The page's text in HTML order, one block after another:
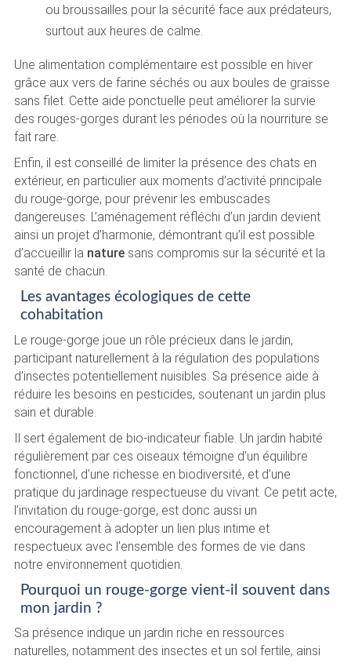
ou broussailles pour la sécurité face aux prédateurs,
surtout aux heures de calme.
Une alimentation complémentaire est possible en hiver
grâce aux vers de farine séchés ou aux boules de graisse
sans filet. Cette aide ponctuelle peut améliorer la survie
des rouges-gorges durant les périodes où la nourriture se
fait rare.
Enfin, il est conseillé de limiter la présence des chats en
extérieur, en particulier aux moments d’activité principale
du rouge-gorge, pour prévenir les embuscades
dangereuses. L’aménagement réfléchi d’un jardin devient
ainsi un projet d’harmonie, démontrant qu’il est possible
d’accueillir la naturesans compromis sur la sécurité et la
santé de chacun.
Les avantages écologiques de cette
cohabitation
Le rouge-gorge joue un rôle précieux dans le jardin,
participant naturellement à la régulation des populations
d’insectes potentiellement nuisibles. Sa présence aide à
réduire les besoins en pesticides, soutenant un jardin plus
sain et durable.
Il sert également de bio-indicateur fiable. Un jardin habité
régulièrement par ces oiseaux témoigne d’un équilibre
fonctionnel, d’une richesse en biodiversité, et d’une
pratique du jardinage respectueuse du vivant. Ce petit acte,
l’invitation du rouge-gorge, est donc aussi un
encouragement à adopter un lien plus intime et
respectueux avec l’ensemble des formes de vie dans
notre environnement quotidien.
Pourquoi un rouge-gorge vient-il souvent dans
mon jardin ?
Sa présence indique un jardin riche en ressources
naturelles, notamment des insectes et un sol fertile, ainsi